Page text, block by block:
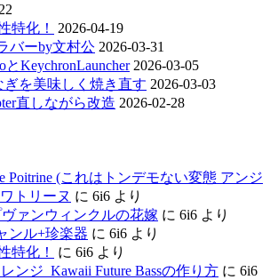
特化！
2026-04-19
バーby文村公 2026-03-31
とKeychronLauncher 2026-03-05
ぎを美味しく焼き直す 2026-03-03
直しながら改造 2026-02-28
Poitrine (これはトンデモない変態 アンジ
トリーヌ に 6i6 より
ヴァンウィンクルの花嫁 に 6i6 より
ンル+珍楽器 に 6i6 より
特化！
に 6i6 より
ンジ_Kawaii Future Bassの作り方 に 6i6